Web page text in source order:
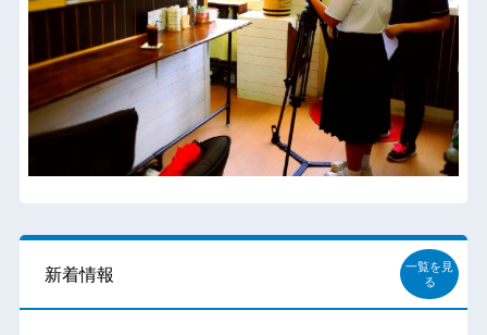
新着情報
一覧を見
る